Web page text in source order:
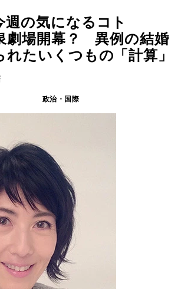
週の気になるコト
場開幕？ 異例の結婚
たいくつもの「計算」
政治・国際